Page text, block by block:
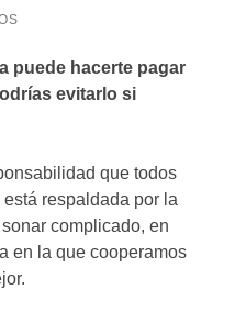
puede hacerte pagar
evitarlo si
que todos
respaldada por la
complicado, en
en la que cooperamos